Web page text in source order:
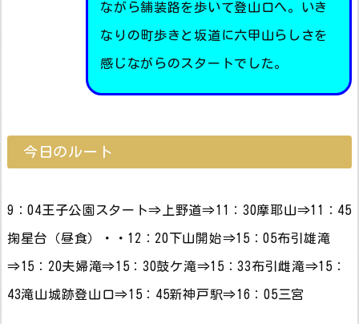
ながら舗装路を歩いて登山口へ。いき
なりの町歩きと坂道に六甲山らしさを
感じながらのスタートでした。
今日のルート
9：04王子公園スタート⇒上野道⇒11：30摩耶山⇒11：45
掬星台（昼食）・・12：20下山開始⇒15：05布引雄滝
⇒15：20夫婦滝⇒15：30鼓ケ滝⇒15：33布引雌滝⇒15：
43滝山城跡登山口⇒15：45新神戸駅⇒16：05三宮